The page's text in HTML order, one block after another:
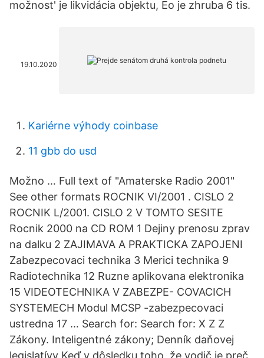
možnost' je likvidácia objektu, Eo je zhruba 6 tis.
19.10.2020
Kariérne výhody coinbase
11 gbb do usd
Možno … Full text of "Amaterske Radio 2001"
See other formats ROCNIK VI/2001 . CISLO 2
ROCNIK L/2001. CISLO 2 V TOMTO SESITE
Rocnik 2000 na CD ROM 1 Dejiny prenosu zprav
na dalku 2 ZAJIMAVA A PRAKTICKA ZAPOJENI
Zabezpecovaci technika 3 Merici technika 9
Radiotechnika 12 Ruzne aplikovana elektronika
15 VIDEOTECHNIKA V ZABEZPE- COVACICH
SYSTEMECH Modul MCSP -zabezpecovaci
ustredna 17 … Search for: Search for: X Z Z
Zákony. Inteligentné zákony; Denník daňovej
legislatívy Keď v dôsledku toho, že vodič je preč